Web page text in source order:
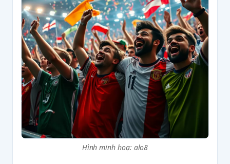
Hình minh hoạ: alo8